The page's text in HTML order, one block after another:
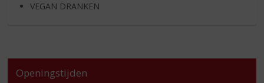
VEGAN DRANKEN
Openingstijden